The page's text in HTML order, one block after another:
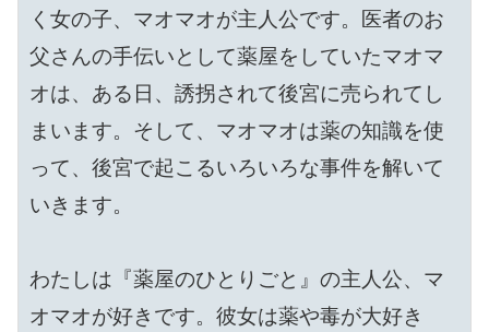
く女の子、マオマオが主人公です。医者のお
父さんの手伝いとして薬屋をしていたマオマ
オは、ある日、誘拐されて後宮に売られてし
まいます。そして、マオマオは薬の知識を使
って、後宮で起こるいろいろな事件を解いて
いきます。
わたしは『薬屋のひとりごと』の主人公、マ
オマオが好きです。彼女は薬や毒が大好き